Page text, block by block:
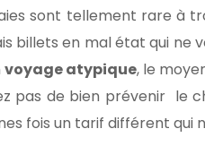
sont tellement rare à
billets en mal état qui
voyage atypique, le
pas de bien prévenir le
fois un tarif différent qui